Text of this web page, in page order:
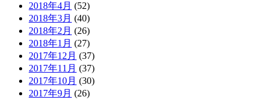
2018年4月 (52)
2018年3月 (40)
2018年2月 (26)
2018年1月 (27)
2017年12月 (37)
2017年11月 (37)
2017年10月 (30)
2017年9月 (26)